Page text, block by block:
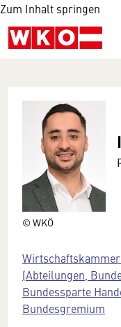
Zum Inhalt springen
© WKÖ
(Abteilungen,
Bundessparte
Bundesgremium